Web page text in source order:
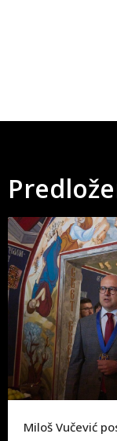
Miloš Vučević